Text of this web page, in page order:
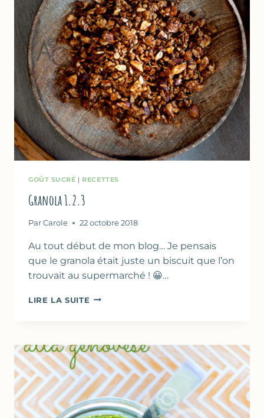
CAJOU
AU
THYM
&
HUILE
D’OLIVE
GOÛT SUCRÉ | RECETTES
Granola 1.2.3
Par Carole 22 octobre 2018
Au tout début de mon blog… Je pensais
que le granola était juste un biscuit que l’on
trouvait au supermarché ! 😀…
LIRE LA SUITE GRANOLA